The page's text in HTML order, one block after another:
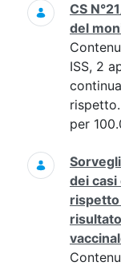
CS
del
ISS, 2
per
dei casi
rispetto